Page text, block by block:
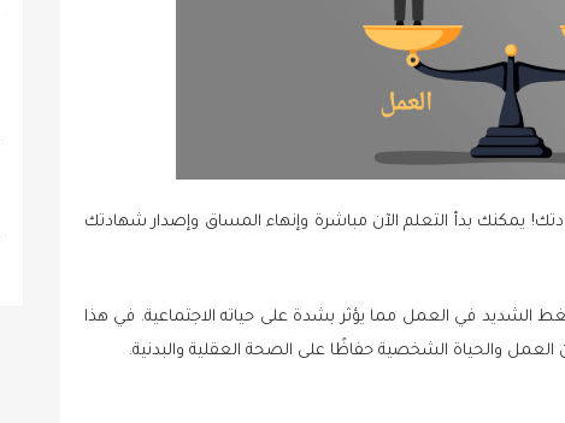
يمكنك بدأ التعلم الآن مباشرة وإنهاء المساق وإصدار شهادتك
الشديد في العمل مما يؤثر بشدة على حياته الاجتماعية. في هذا
العمل والحياة الشخصية حفاظًا على الصحة العقلية والبدنية.